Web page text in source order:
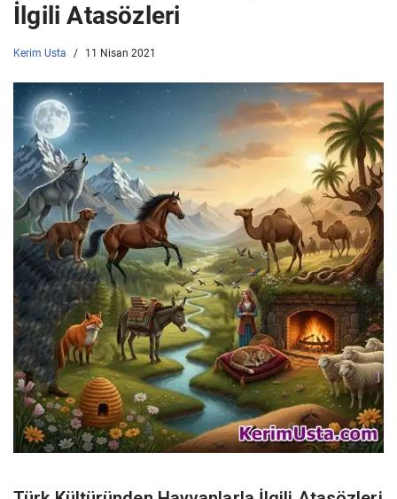
İlgili Atasözleri
Kerim Usta 11 Nisan 2021